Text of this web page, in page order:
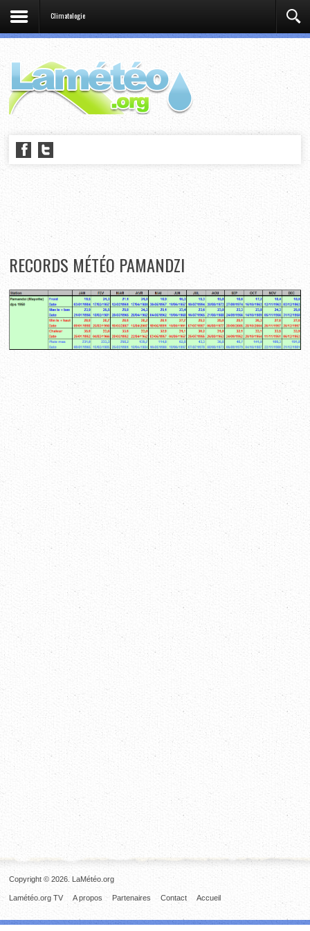
Climatologie
RECORDS MÉTÉO PAMANDZI
Copyright © 2026. LaMétéo.org
Accueil
Contact
Partenaires
A propos
Lamétéo.org TV